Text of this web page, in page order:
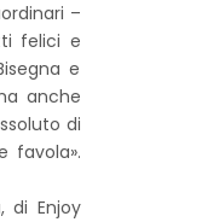
–
felici e
e
anche
di
favola».
di Enjoy